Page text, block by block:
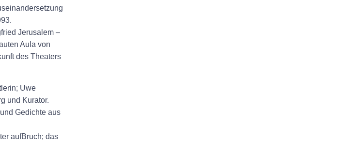
Jerusalem –
Aula von
des Theaters
Uwe
und Kurator.
Gedichte aus
aufBruch; das